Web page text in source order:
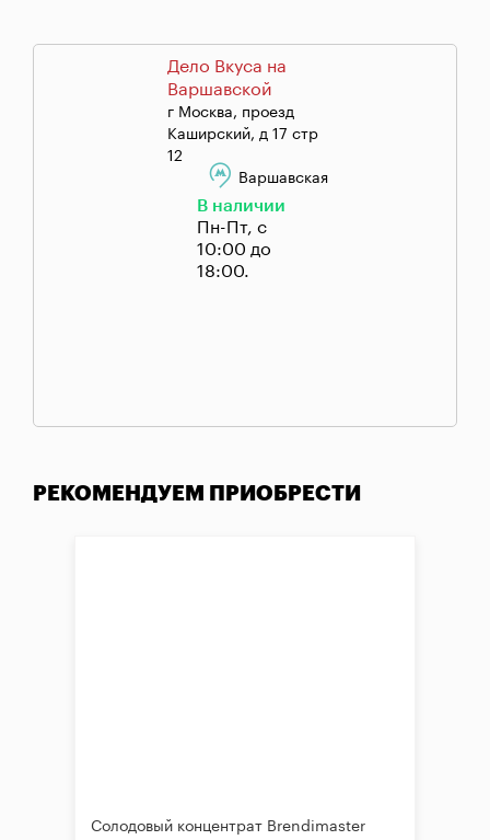
Дело Вкуса на
Варшавской
г Москва, проезд
Каширский, д 17 стр
12
Варшавская
В наличии
Пн-Пт, с
10:00 до
18:00.
РЕКОМЕНДУЕМ ПРИОБРЕСТИ
Солодовый концентрат Brendimaster